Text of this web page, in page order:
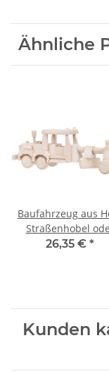
Ähnliche
Baufahrzeug aus
Straßenhobel
Grader, 39 × 9 × 14
26,35 € *
Kunden